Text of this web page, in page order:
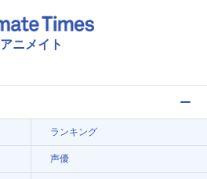
アニメイト
ランキング
声優